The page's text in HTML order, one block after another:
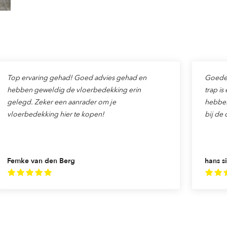
Femke van den Berg
Top ervaring gehad! Goed advies gehad en
hebben geweldig de vloerbedekking erin
gelegd. Zeker een aanrader om je
vloerbedekking hier te kopen!
hans
trap is
bij de